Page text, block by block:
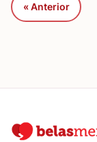
« Anterior